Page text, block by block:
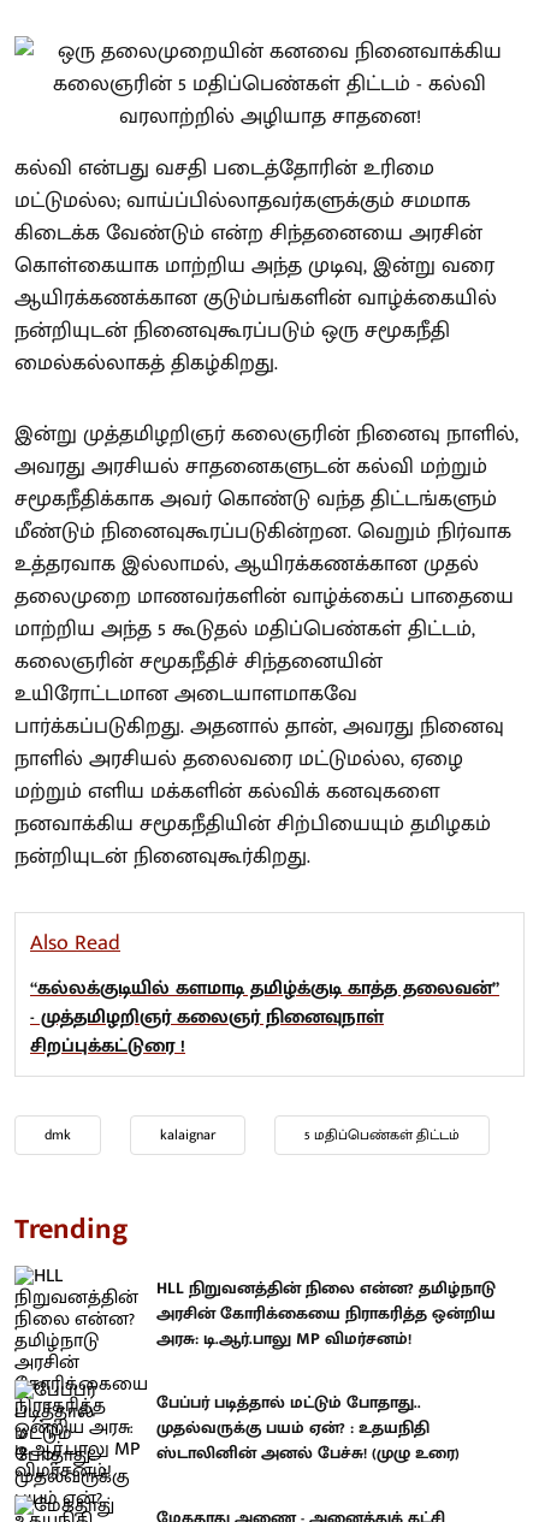
கல்வி என்பது வசதி படைத்தோரின் உரிமை
மட்டுமல்ல; வாய்ப்பில்லாதவர்களுக்கும் சமமாக
கிடைக்க வேண்டும் என்ற சிந்தனையை அரசின்
கொள்கையாக மாற்றிய அந்த முடிவு, இன்று வரை
ஆயிரக்கணக்கான குடும்பங்களின் வாழ்க்கையில்
நன்றியுடன் நினைவுகூரப்படும் ஒரு சமூகநீதி
மைல்கல்லாகத் திகழ்கிறது.
இன்று முத்தமிழறிஞர் கலைஞரின் நினைவு நாளில்,
அவரது அரசியல் சாதனைகளுடன் கல்வி மற்றும்
சமூகநீதிக்காக அவர் கொண்டு வந்த திட்டங்களும்
மீண்டும் நினைவுகூரப்படுகின்றன. வெறும் நிர்வாக
உத்தரவாக இல்லாமல், ஆயிரக்கணக்கான முதல்
தலைமுறை மாணவர்களின் வாழ்க்கைப் பாதையை
மாற்றிய அந்த 5 கூடுதல் மதிப்பெண்கள் திட்டம்,
கலைஞரின் சமூகநீதிச் சிந்தனையின்
உயிரோட்டமான அடையாளமாகவே
பார்க்கப்படுகிறது. அதனால் தான், அவரது நினைவு
நாளில் அரசியல் தலைவரை மட்டுமல்ல, ஏழை
மற்றும் எளிய மக்களின் கல்விக் கனவுகளை
நனவாக்கிய சமூகநீதியின் சிற்பியையும் தமிழகம்
நன்றியுடன் நினைவுகூர்கிறது.
Also Read
“கல்லக்குடியில் களமாடி தமிழ்க்குடி காத்த தலைவன்”
- முத்தமிழறிஞர் கலைஞர் நினைவுநாள்
சிறப்புக்கட்டுரை !
dmk kalaignar 5 மதிப்பெண்கள் திட்டம்
Trending
HLL நிறுவனத்தின் நிலை என்ன? தமிழ்நாடு
அரசின் கோரிக்கையை நிராகரித்த ஒன்றிய
அரசு: டி.ஆர்.பாலு MP விமர்சனம்!
பேப்பர் படித்தால் மட்டும் போதாது..
முதல்வருக்கு பயம் ஏன்? : உதயநிதி
ஸ்டாலினின் அனல் பேச்சு! (முழு உரை)